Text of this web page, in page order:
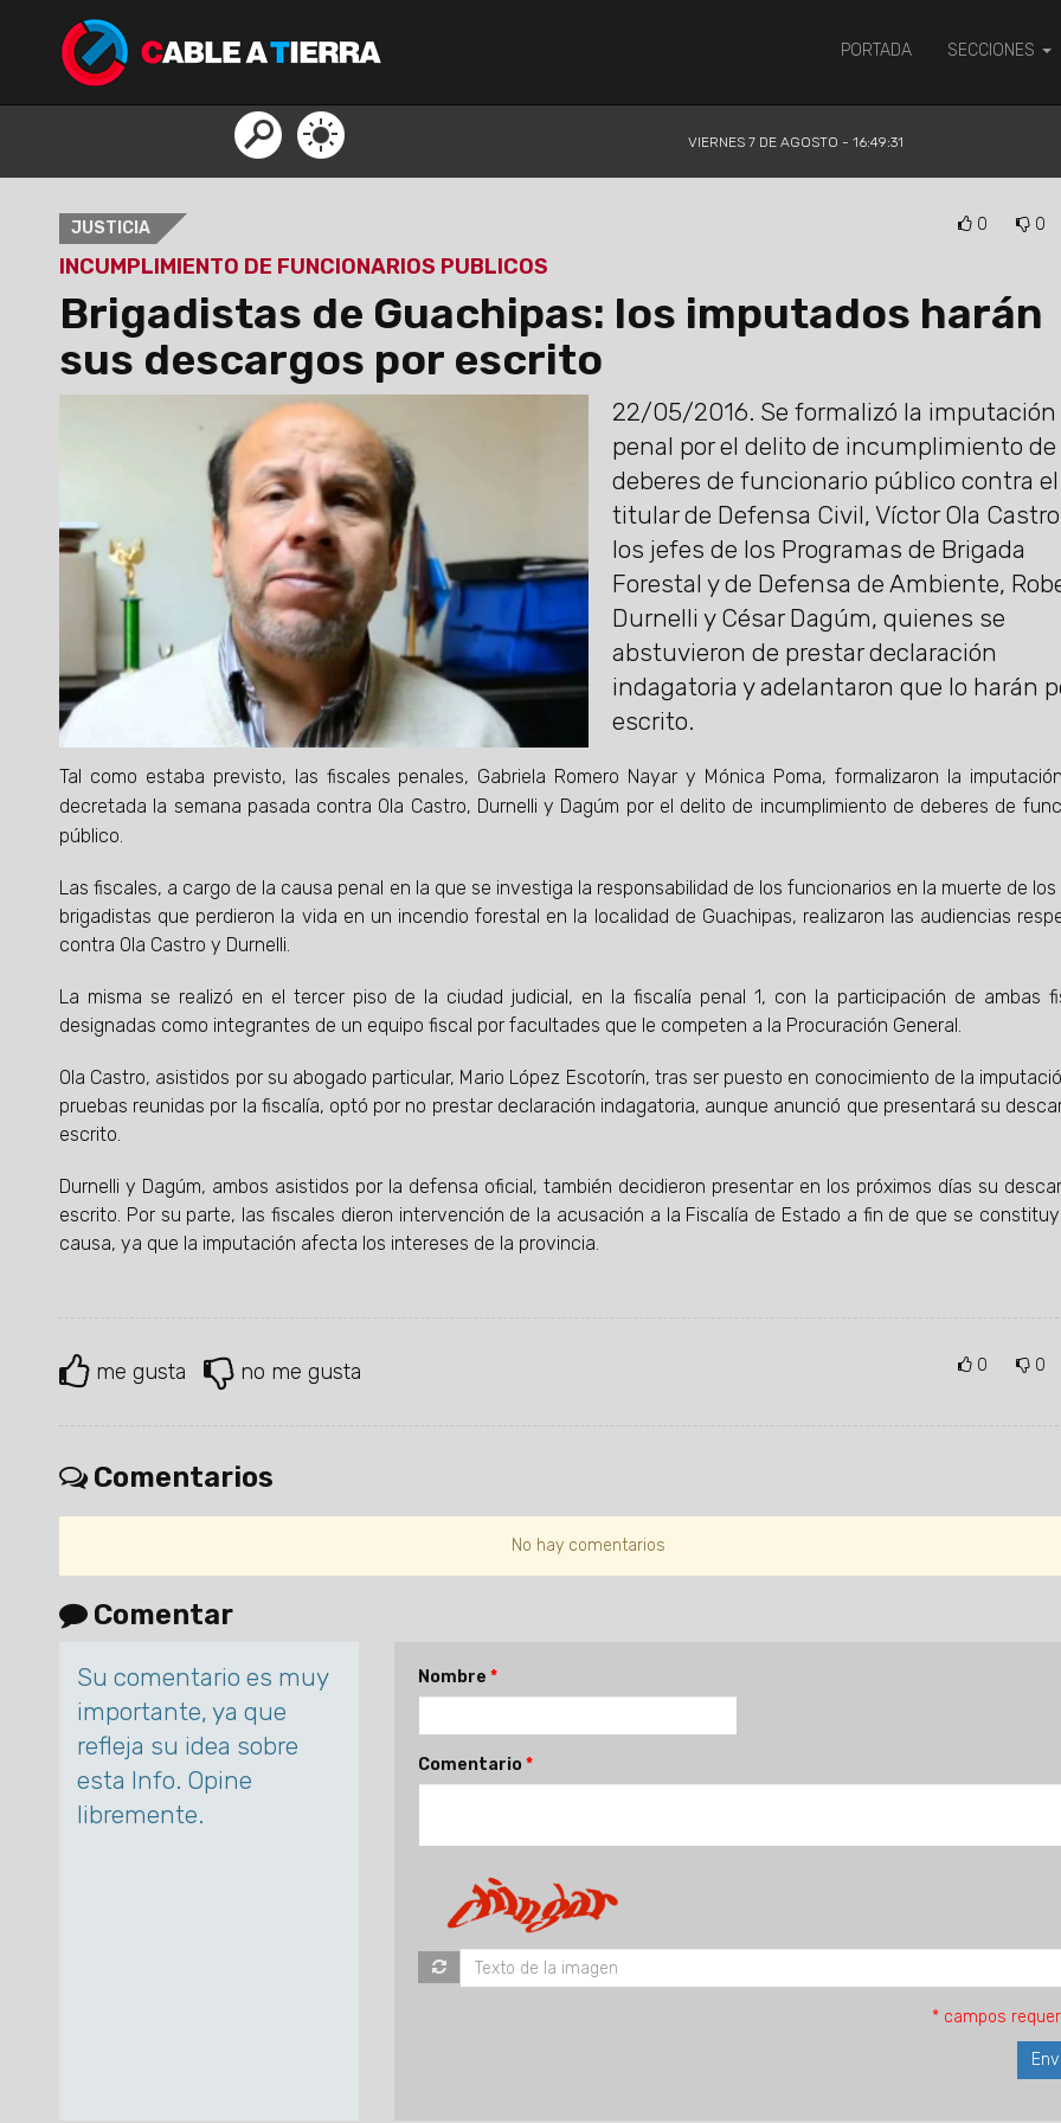
PORTADA SECCIONES
VIERNES 7 DE AGOSTO - 16:49:32
JUSTICIA 0 0
INCUMPLIMIENTO DE FUNCIONARIOS PUBLICOS
Brigadistas de Guachipas: los imputados harán
sus descargos por escrito
22/05/2016. Se formalizó la imputación
penal por el delito de incumplimiento de
deberes de funcionario público contra
titular de Defensa Civil, Víctor Ola
los jefes de los Programas de Brigada
Forestal y de Defensa de Ambiente,
Durnelli y César Dagúm, quienes se
abstuvieron de prestar declaración
indagatoria y adelantaron que lo harán
escrito.
Tal como estaba previsto, las fiscales penales, Gabriela Romero Nayar y Mónica Poma, formalizaron la
decretada la semana pasada contra Ola Castro, Durnelli y Dagúm por el delito de incumplimiento de deberes de
público.
Las fiscales, a cargo de la causa penal en la que se investiga la responsabilidad de los funcionarios en la muerte de
brigadistas que perdieron la vida en un incendio forestal en la localidad de Guachipas, realizaron las audiencias
contra Ola Castro y Durnelli.
La misma se realizó en el tercer piso de la ciudad judicial, en la fiscalía penal 1, con la participación de ambas
designadas como integrantes de un equipo fiscal por facultades que le competen a la Procuración General.
Ola Castro, asistidos por su abogado particular, Mario López Escotorín, tras ser puesto en conocimiento de la
pruebas reunidas por la fiscalía, optó por no prestar declaración indagatoria, aunque anunció que presentará su
escrito.
Durnelli y Dagúm, ambos asistidos por la defensa oficial, también decidieron presentar en los próximos días su
escrito. Por su parte, las fiscales dieron intervención de la acusación a la Fiscalía de Estado a fin de que se
causa, ya que la imputación afecta los intereses de la provincia.
me gusta no me gusta 0 0
Comentarios
No hay comentarios
Comentar
Su comentario es muy
importante, ya que
refleja su idea sobre
esta Info. Opine
libremente.
Nombre
Comentario
* campos